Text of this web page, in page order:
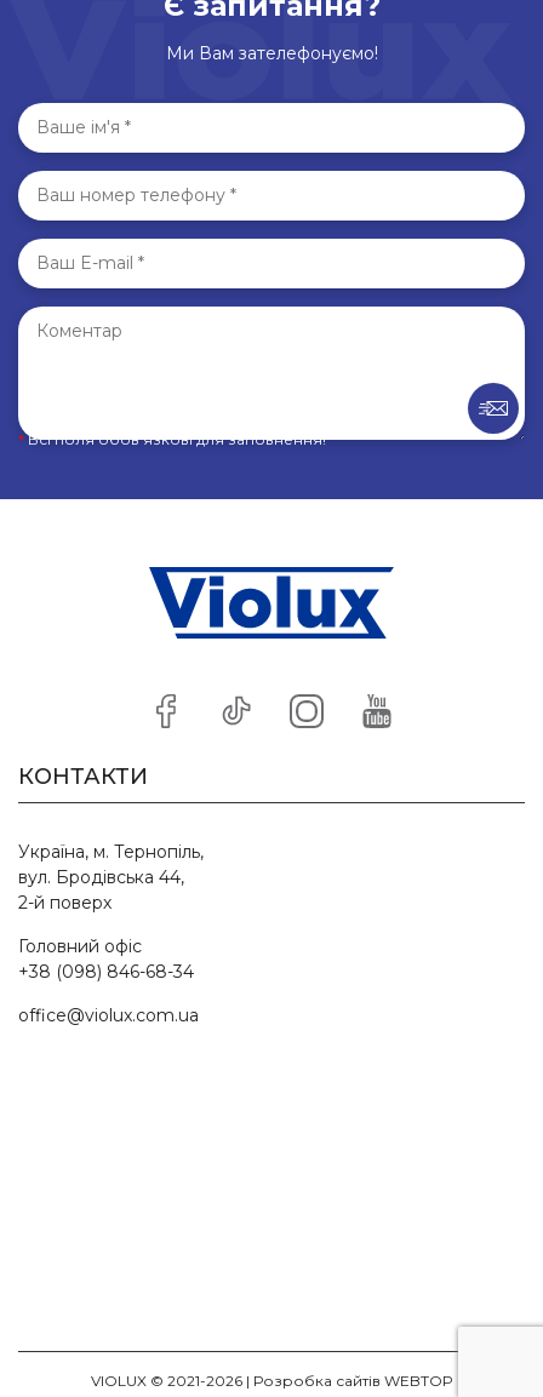
Ми Вам зателефонуємо!
*Всі поля обов’язкові для заповнення!
КОНТАКТИ
Україна, м. Тернопіль,
вул. Бродівська 44,
2-й поверх
Головний офіс
+38 (098) 846-68-34
office@violux.com.ua
VIOLUX © 2021-2026 | Розробка сайтів WEBTOP